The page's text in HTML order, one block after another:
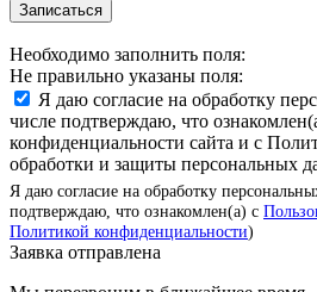
Записаться
Необходимо заполнить поля:
Не правильно указаны поля:
Я даю согласие на обработку
числе подтверждаю, что
конфиденциальности сайта и с
обработки и защиты персональных
Я даю согласие на обработку
подтверждаю, что ознакомлен(а) с
Политикой конфиденциальности)
Заявка отправлена